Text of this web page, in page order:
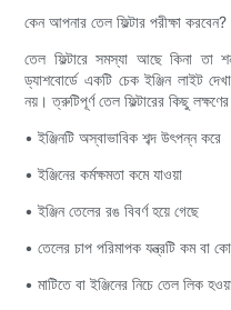
কেন আপনার তেল ফিল্টার পরীক্ষা করবেন?
তেল ফিল্টারে সমস্যা আছে কিনা তা
ড্যাশবোর্ডে একটি চেক ইঞ্জিন লাইট
নয়। ত্রুটিপূর্ণ তেল ফিল্টারের কিছু
• ইঞ্জিনটি অস্বাভাবিক শব্দ উৎপন্ন করে
• ইঞ্জিনের কর্মক্ষমতা কমে যাওয়া
• ইঞ্জিন তেলের রঙ বিবর্ণ হয়ে গেছে
• তেলের চাপ পরিমাপক যন্ত্রটি কম বা
• মাটিতে বা ইঞ্জিনের নিচে তেল লিক